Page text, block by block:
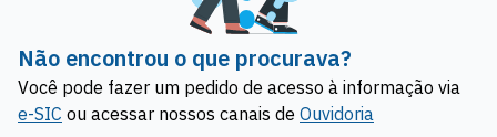
Não encontrou o que procurava?
Você pode fazer um pedido de acesso à informação via
e-SIC ou acessar nossos canais de Ouvidoria